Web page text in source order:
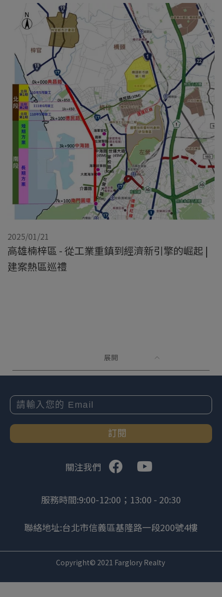
2025/01/21
高雄楠梓區 - 從工業重鎮到經濟新引擎的崛起 |
建案熱區巡禮
展開
關注我們
訂閱
服務時間:9:00-12:00；13:00 - 20:30
聯絡地址:台北市信義區基隆路一段200號4樓
Copyright© 2021 Farglory Realty.